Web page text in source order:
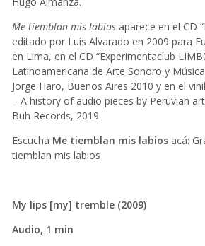
Me tiemblan mis labiosaparece en el CD
editado por Luis Alvarado en 2009 para
en Lima, en el CD “Experimentaclub
Latinoamericana de Arte Sonoro y
Jorge Haro, Buenos Aires 2010 y en el
– A history of audio pieces by Peruvian
Buh Records, 2019.
Escucha Me tiemblan mis labiosacá:
tiemblan mis labios
My lips [my] tremble (2009)
Audio, 1 min